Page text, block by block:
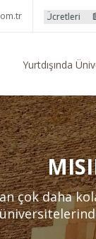
Hizmetlerimiz
Yurtdışında
çok daha